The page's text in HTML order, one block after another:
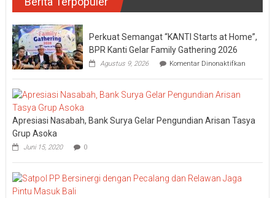
Perkuat Semangat “KANTI Starts at Home”,
BPR Kanti Gelar Family Gathering 2026
Agustus 9, 2026 Komentar Dinonaktifkan
Home”,
Apresiasi Nasabah, Bank Surya Gelar Pengundian Arisan Tasya
Grup Asoka
Juni 15, 2020 0